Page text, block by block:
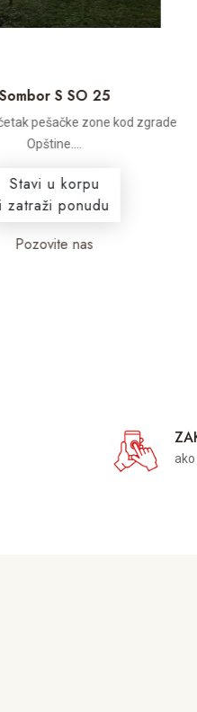
S SO 25
pešačke zone kod zgrade
Opštine....
Stavi u korpu
i zatraži ponudu
Pozovite nas